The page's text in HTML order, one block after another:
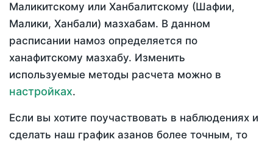
Маликитскому или Ханбалитскому (Шафии,
Малики, Ханбали) мазхабам. В данном
расписании намоз определяется по
ханафитскому мазхабу. Изменить
используемые методы расчета можно в
настройках.
Если вы хотите поучаствовать в наблюдениях и
сделать наш график азанов более точным, то